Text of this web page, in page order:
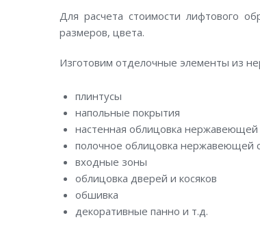
Для расчета стоимости лифтового
размеров, цвета.
Изготовим отделочные элементы из
плинтусы
напольные покрытия
настенная облицовка нержавеющей
полочное облицовка нержавеющей
входные зоны
облицовка дверей и косяков
обшивка
декоративные панно и т.д.